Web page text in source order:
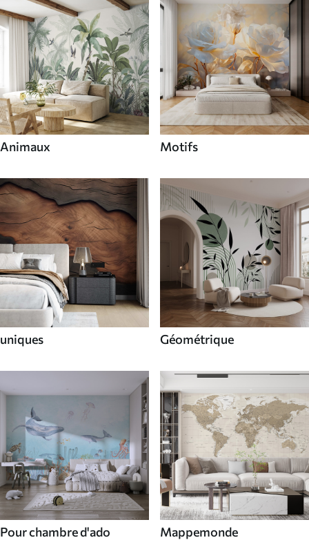
Animaux Motifs
uniques Géométrique
Pour chambre d'ado Mappemonde